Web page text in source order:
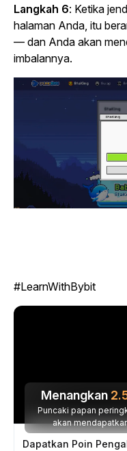
Langkah 6: Ketika
halaman Anda, itu
— dan Anda akan
imbalannya.
#LearnWithBybit
Menangkan
Puncaki papan
akan